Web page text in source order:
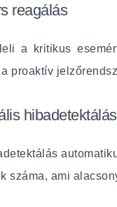
reagálás
a kritikus
proaktív
száma, ami